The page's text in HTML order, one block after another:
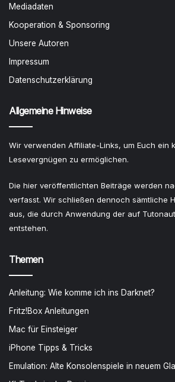
Mediadaten
Kooperation & Sponsoring
Unsere Autoren
Impressum
Datenschutzerklärung
Allgemeine Hinweise
Wir verwenden Affiliate-Links, um Euch ein
Lesevergnügen zu ermöglichen.
Die hier veröffentlichten Beiträge werden
verfasst. Wir schließen dennoch sämtliche
aus, die durch Anwendung der auf
entstehen.
Themen
Anleitung: Wie komme ich ins Darknet?
Fritz!Box Anleitungen
Mac für Einsteiger
iPhone Tipps & Tricks
Emulation: Alte Konsolenspiele in neuem